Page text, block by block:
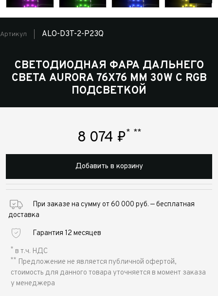
Артикул ALO-D3T-2-P23Q
СВЕТОДИОДНАЯ ФАРА ДАЛЬНЕГО
СВЕТА AURORA 76X76 ММ 30W С RGB
ПОДСВЕТКОЙ
8 074 ₽* **
Добавить в корзину
При заказе на сумму от 60 000 руб. — бесплатная
доставка
Гарантия 12 месяцев
* в т.ч. НДС
** Предложение не является публичной офертой,
стоимость для данного товара уточняется в момент заказа
у менеджера